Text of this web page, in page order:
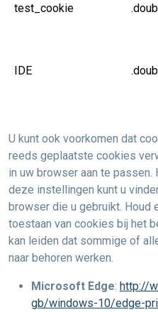
test_cookie
IDE
U kunt ook voorkomen dat
reeds geplaatste cookies
in uw browser aan te passen.
deze instellingen kunt u
browser die u gebruikt. Houd
toestaan van cookies bij het
kan leiden dat sommige of
naar behoren werken.
Microsoft Edge: http://
gb/windows-10/edge-